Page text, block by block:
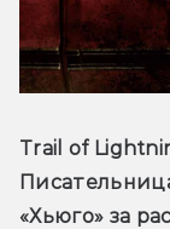
Trail of
«Хьюго» за